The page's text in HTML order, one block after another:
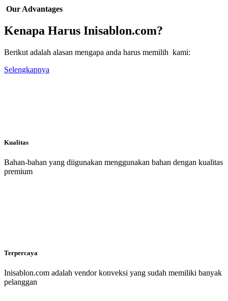
Our Advantages
Kenapa Harus Inisablon.com?
Berikut adalah alasan mengapa anda harus memilih kami:
Selengkapnya
Kualitas
Bahan-bahan yang diigunakan menggunakan bahan dengan kualitas
premium
Terpercaya
Inisablon.com adalah vendor konveksi yang sudah memiliki banyak
pelanggan